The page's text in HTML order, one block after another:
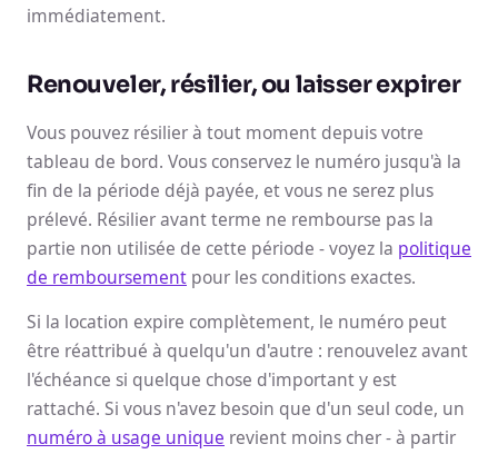
immédiatement.
Renouveler, résilier, ou laisser expirer
Vous pouvez résilier à tout moment depuis votre
tableau de bord. Vous conservez le numéro jusqu'à la
fin de la période déjà payée, et vous ne serez plus
prélevé. Résilier avant terme ne rembourse pas la
partie non utilisée de cette période - voyez la politique
de remboursement pour les conditions exactes.
Si la location expire complètement, le numéro peut
être réattribué à quelqu'un d'autre : renouvelez avant
l'échéance si quelque chose d'important y est
rattaché. Si vous n'avez besoin que d'un seul code, un
numéro à usage unique revient moins cher - à partir